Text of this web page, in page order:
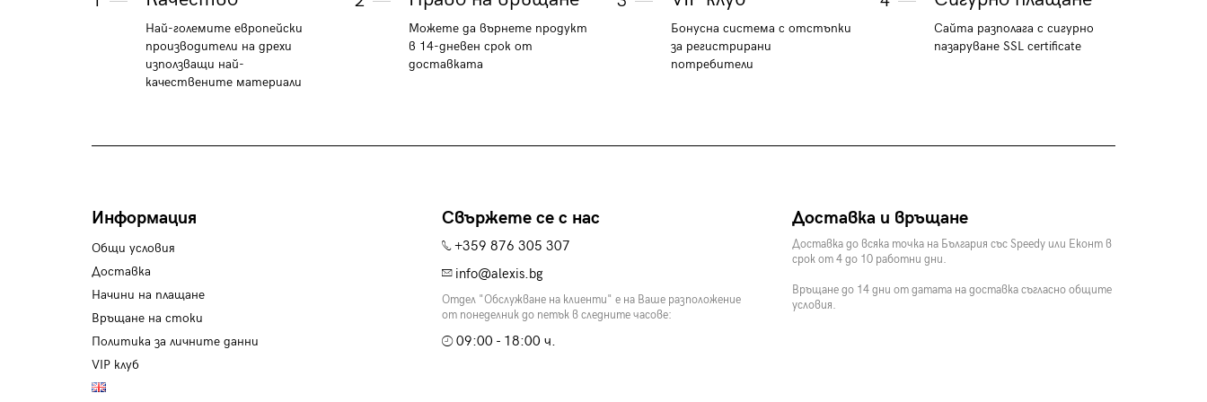
Най-големите европейски
производители на дрехи
използващи най-
качествените материали
Можете да върнете продукт
в 14-дневен срок от
доставката
Бонусна система с отстъпки
за регистрирани
потребители
Сайта разполага с сигурно
пазаруване SSL certificate
Информация
Общи условия
Доставка
Начини на плащане
Връщане на стоки
Политика за личните данни
VIP клуб
Свържете се с нас
+359 876 305 307
info@alexis.bg
Отдел "Обслужване на клиенти" е на Ваше разположение
от понеделник до петък в следните часове:
09:00 - 18:00 ч.
Доставка и връщане
Доставка до всяка точка на България със Speedy или Еконт в
срок от 4 до 10 работни дни.
Връщане до 14 дни от датата на доставка съгласно общите
условия.